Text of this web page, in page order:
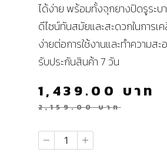
ได้ง่าย พร้อมทั้งจุกยางปิดรูระบ
ดีไซน์ทันสมัยและสะดวกในการเ
ง่ายต่อการใช้งานและทำความสะ
รับประกันสินค้า 7 วัน
2,159.00บาท
1,439.00 บาท